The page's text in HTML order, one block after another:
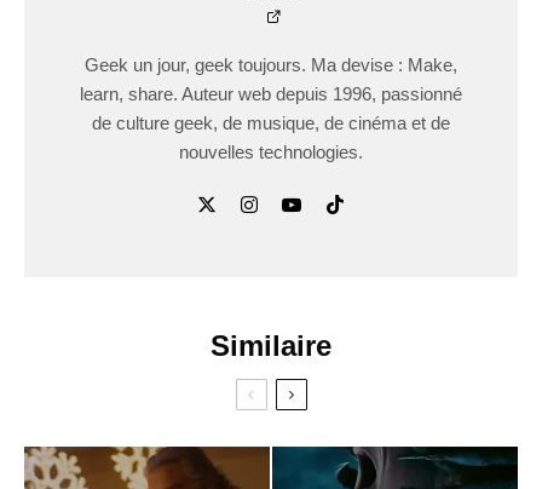
Geek un jour, geek toujours. Ma devise : Make,
learn, share. Auteur web depuis 1996, passionné
de culture geek, de musique, de cinéma et de
nouvelles technologies.
Similaire